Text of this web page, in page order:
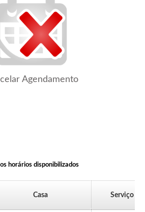
Agendamento
horários disponibilizados
Casa Serviço